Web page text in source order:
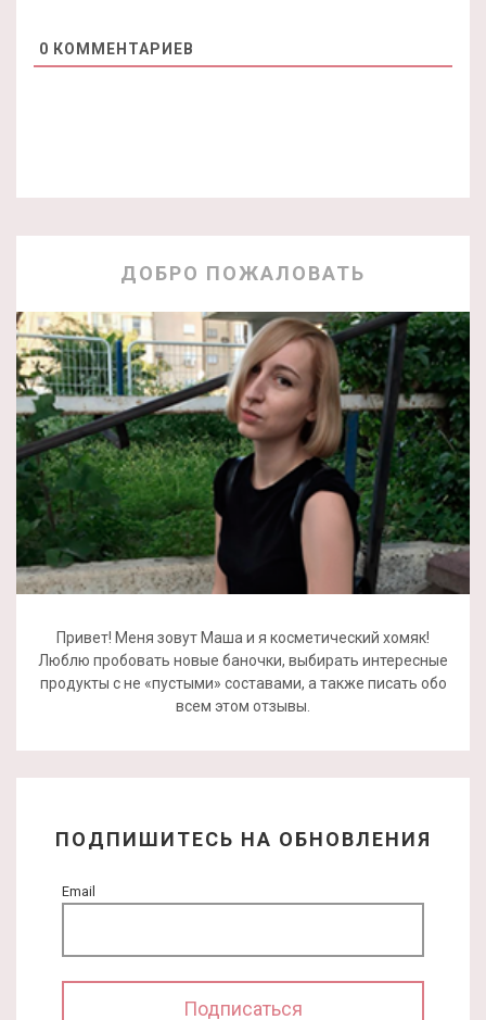
0 КОММЕНТАРИЕВ
ДОБРО ПОЖАЛОВАТЬ
Привет! Меня зовут Маша и я косметический хомяк!
Люблю пробовать новые баночки, выбирать интересные
продукты с не «пустыми» составами, а также писать обо
всем этом отзывы.
ПОДПИШИТЕСЬ НА ОБНОВЛЕНИЯ
Email